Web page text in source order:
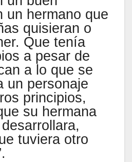
un hermano que
quisieran o
Que tenía
a pesar de
a lo que se
un personaje
principios,
su hermana
tuviera otro